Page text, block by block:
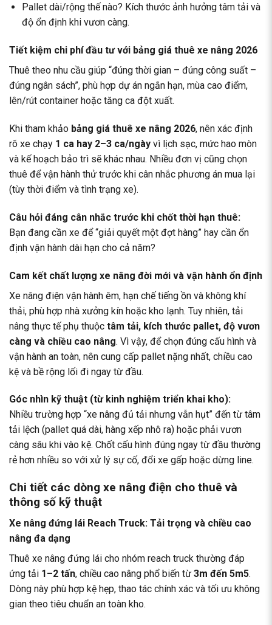
Pallet dài/rộng thế nào? Kích thước ảnh hưởng tâm tải và
độ ổn định khi vươn càng.
Tiết kiệm chi phí đầu tư với bảng giá thuê xe nâng 2026
Thuê theo nhu cầu giúp “đúng thời gian – đúng công suất –
đúng ngân sách”, phù hợp dự án ngắn hạn, mùa cao điểm,
lên/rút container hoặc tăng ca đột xuất.
Khi tham khảo bảng giá thuê xe nâng 2026, nên xác định
rõ xe chạy 1 ca hay 2–3 ca/ngày vì lịch sạc, mức hao mòn
và kế hoạch bảo trì sẽ khác nhau. Nhiều đơn vị cũng chọn
thuê để vận hành thử trước khi cân nhắc phương án mua lại
(tùy thời điểm và tình trạng xe).
Câu hỏi đáng cân nhắc trước khi chốt thời hạn thuê:
Bạn đang cần xe để “giải quyết một đợt hàng” hay cần ổn
định vận hành dài hạn cho cả năm?
Cam kết chất lượng xe nâng đời mới và vận hành ổn định
Xe nâng điện vận hành êm, hạn chế tiếng ồn và không khí
thải, phù hợp nhà xưởng kín hoặc kho lạnh. Tuy nhiên, tải
nâng thực tế phụ thuộc tâm tải, kích thước pallet, độ vươn
càng và chiều cao nâng. Vì vậy, để chọn đúng cấu hình và
vận hành an toàn, nên cung cấp pallet nặng nhất, chiều cao
kệ và bề rộng lối đi ngay từ đầu.
Góc nhìn kỹ thuật (từ kinh nghiệm triển khai kho):
Nhiều trường hợp “xe nâng đủ tải nhưng vẫn hụt” đến từ tâm
tải lệch (pallet quá dài, hàng xếp nhô ra) hoặc phải vươn
càng sâu khi vào kệ. Chốt cấu hình đúng ngay từ đầu thường
rẻ hơn nhiều so với xử lý sự cố, đổi xe gấp hoặc dừng line.
Chi tiết các dòng xe nâng điện cho thuê và
thông số kỹ thuật
Xe nâng đứng lái Reach Truck: Tải trọng và chiều cao
nâng đa dạng
Thuê xe nâng đứng lái cho nhóm reach truck thường đáp
ứng tải 1–2 tấn, chiều cao nâng phổ biến từ 3m đến 5m5.
Dòng này phù hợp kệ hẹp, thao tác chính xác và tối ưu không
gian theo tiêu chuẩn an toàn kho.